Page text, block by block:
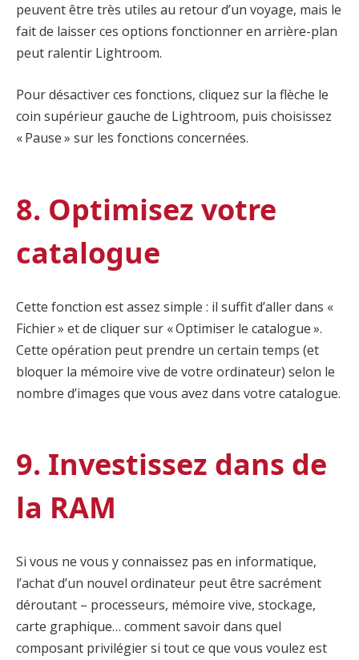
peuvent être très utiles au retour d’un voyage, mais le
fait de laisser ces options fonctionner en arrière-plan
peut ralentir Lightroom.
Pour désactiver ces fonctions, cliquez sur la flèche le
coin supérieur gauche de Lightroom, puis choisissez
« Pause » sur les fonctions concernées.
8. Optimisez votre
catalogue
Cette fonction est assez simple : il suffit d’aller dans «
Fichier » et de cliquer sur « Optimiser le catalogue ».
Cette opération peut prendre un certain temps (et
bloquer la mémoire vive de votre ordinateur) selon le
nombre d’images que vous avez dans votre catalogue.
9. Investissez dans de
la RAM
Si vous ne vous y connaissez pas en informatique,
l’achat d’un nouvel ordinateur peut être sacrément
déroutant – processeurs, mémoire vive, stockage,
carte graphique… comment savoir dans quel
composant privilégier si tout ce que vous voulez est